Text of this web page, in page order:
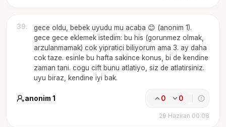
39.
gece oldu, bebek uyudu mu acaba 😊 (anonim 1).
gece gece eklemek istedim: bu his (gorunmez olmak,
arzulanmamak) cok yipratici biliyorum ama 3. ay daha
cok taze. esinle bu hafta sakince konus, bi de kendine
zaman tani. cogu cift bunu atlatiyo, siz de atlatirsiniz.
uyu biraz, kendine iyi bak.
anonim 1 0 0
29 Haziran 00:08